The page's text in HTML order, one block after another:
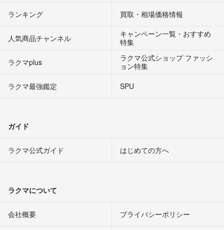
ランキング 買取・相場価格情報
人気商品チャンネル
キャンペーン一覧・おすすめ
特集
ラクマplus
ラクマ公式ショップ ファッシ
ョン特集
ラクマ最強鑑定
SPU
ガイド
ラクマ公式ガイド はじめての方へ
ラクマについて
会社概要 プライバシーポリシー